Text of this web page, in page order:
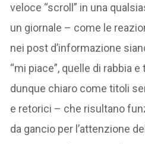
veloce “scroll” in una
un giornale – come le
nei post d’informazione
“mi piace”, quelle di rabbia
dunque chiaro come titoli
e retorici – che risultano
da gancio per l’attenzione